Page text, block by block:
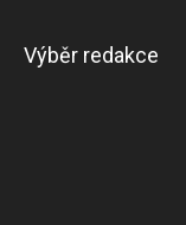
Výběr redakce